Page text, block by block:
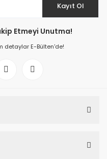
Kayıt Ol
Etmeyi Unutma!
detaylar E-Bülten'de!